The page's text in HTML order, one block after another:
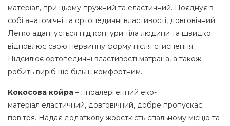
матеріал, при цьому пружний та еластичний. Поєднує в
собі анатомічні та ортопедичні властивості, довговічний.
Легко адаптується під контури тіла людини та швидко
відновлює свою первинну форму після стиснення.
Підсилює ортопедичні властивості матраца, а також
робить виріб ще більш комфортним.
Кокосова койра – гіпоалергенний еко-
матеріал еластичний, довговічний, добре пропускає
повітря. Надає додаткову жорсткість спальному місцю та